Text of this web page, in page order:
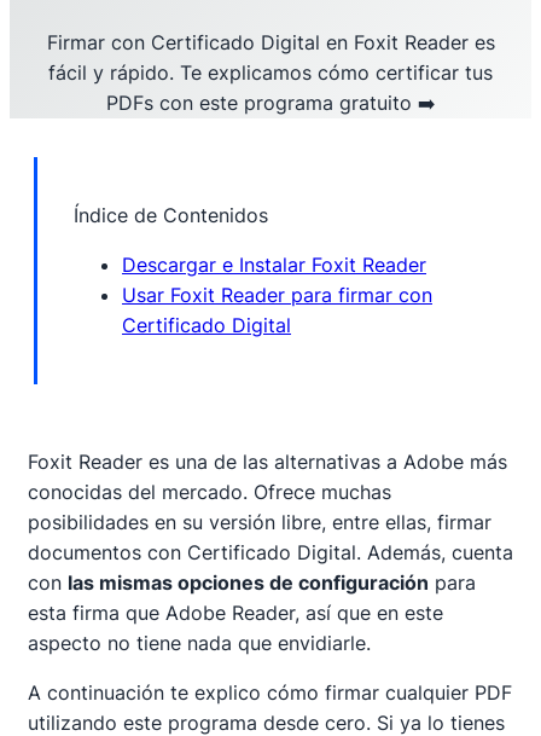
Firmar con Certificado Digital en Foxit Reader es
fácil y rápido. Te explicamos cómo certificar tus
PDFs con este programa gratuito ➡️
Índice de Contenidos
Descargar e Instalar Foxit Reader
Usar Foxit Reader para firmar con
Certificado Digital
Foxit Reader es una de las alternativas a Adobe más
conocidas del mercado. Ofrece muchas
posibilidades en su versión libre, entre ellas, firmar
documentos con Certificado Digital. Además, cuenta
con las mismas opciones de configuración para
esta firma que Adobe Reader, así que en este
aspecto no tiene nada que envidiarle.
A continuación te explico cómo firmar cualquier PDF
utilizando este programa desde cero. Si ya lo tienes